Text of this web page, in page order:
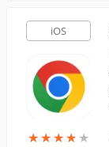
iOS
★★★★ ★
★★★★ ★